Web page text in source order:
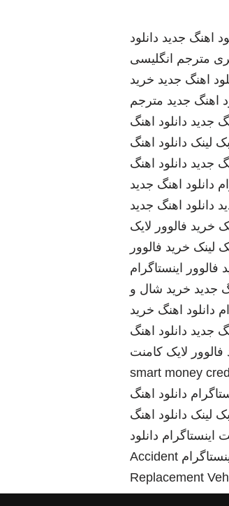
اهنگ جدید دانلود
مترجم انگلیسی
اهنگ جدید خرید
اهنگ جدید مترجم
جدید دانلود اهنگ
لینک دانلود اهنگ
جدید دانلود اهنگ
دانلود اهنگ جدید
دانلود اهنگ جدید
خرید فالوور لایک
لینک خرید فالوور
فالوور اینستاگرام
جدید خرید شال و
دانلود اهنگ خرید
جدید دانلود اهنگ
فالوور لایک کامنت
smart money
دانلود اهنگ
لینک دانلود اهنگ
اینستاگرام دانلود
Accident
Replacement